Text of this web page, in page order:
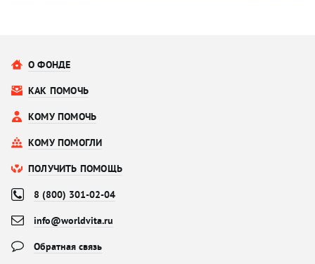
О ФОНДЕ
КАК ПОМОЧЬ
КОМУ ПОМОЧЬ
КОМУ ПОМОГЛИ
ПОЛУЧИТЬ ПОМОЩЬ
8 (800) 301-02-04
info@worldvita.ru
Обратная связь